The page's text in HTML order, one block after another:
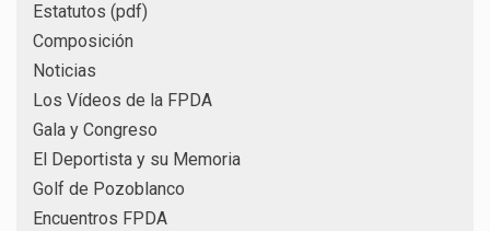
Estatutos (pdf)
Composición
Noticias
Los Vídeos de la FPDA
Gala y Congreso
El Deportista y su Memoria
Golf de Pozoblanco
Encuentros FPDA